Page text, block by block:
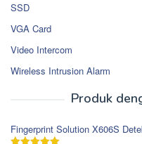
SSD
VGA Card
Video Intercom
Wireless Intrusion Alarm
Produk
Fingerprint Solution X606S